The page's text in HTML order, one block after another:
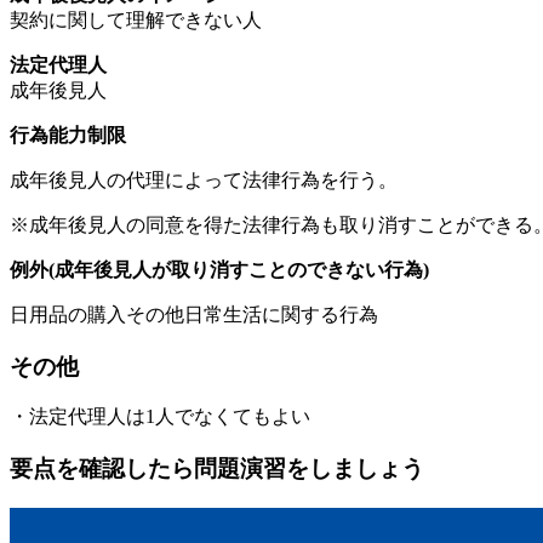
契約に関して理解できない人
法定代理人
成年後見人
行為能力制限
成年後見人の代理によって法律行為を行う。
※成年後見人の同意を得た法律行為も取り消すことができる
例外(成年後見人が取り消すことのできない行為)
日用品の購入その他日常生活に関する行為
その他
・法定代理人は1人でなくてもよい
要点を確認したら問題演習をしましょう